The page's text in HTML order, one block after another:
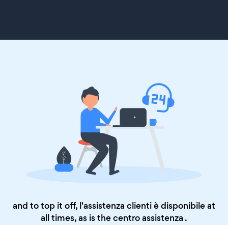
and to top it off, l'assistenza clienti è disponibile at
all times, as is thecentro assistenza .